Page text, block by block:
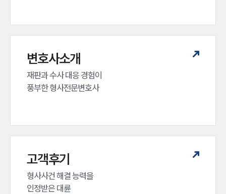
변호사소개
재판과 수사 대응 경험이
풍부한 형사전문변호사
고객후기
형사사건 해결 능력을
인정받은 대륜